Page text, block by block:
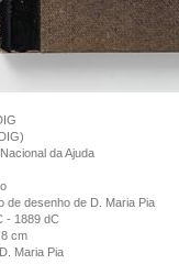
da Ajuda
de desenho de D. Maria Pia
- 1889 dC
cm
Maria Pia